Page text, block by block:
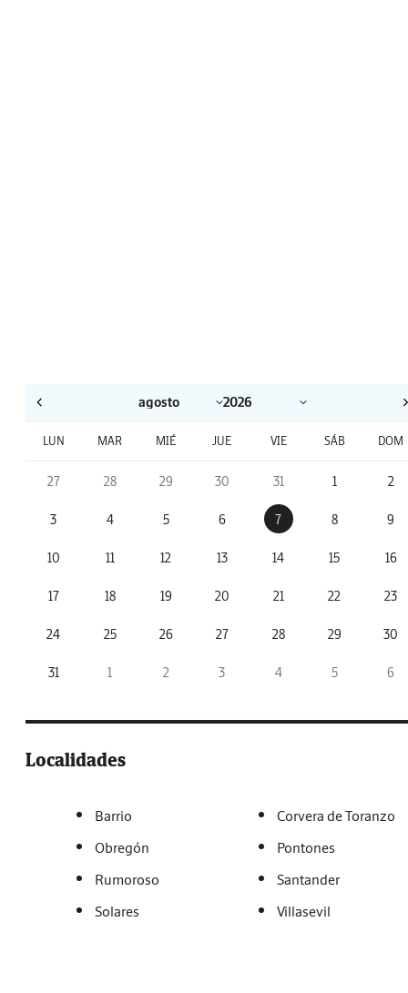
LUN MAR MIÉ JUE VIE SÁB DOM
27 28 29 30 31 1 2
3 4 5 6 7 8 9
10 11 12 13 14 15 16
17 18 19 20 21 22 23
24 25 26 27 28 29 30
31 1 2 3 4 5 6
Localidades
Barrio
Corvera de Toranzo
Obregón
Pontones
Rumoroso
Santander
Solares
Villasevil